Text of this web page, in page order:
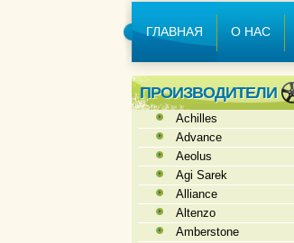
ГЛАВНАЯ О НАС
ПРОИЗВОДИТЕЛИ
Achilles
Advance
Aeolus
Agi Sarek
Alliance
Altenzo
Amberstone